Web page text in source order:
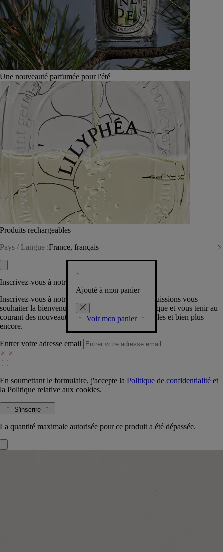
Une nouveauté parfumée pour l'été
Produits rechargeables
Pays / Langue :France, français
Ajouté à mon panier
Voir mon panier
Inscrivez-vous à notre Newsletter
Inscrivez-vous à notre newsletter pour que nous puissions vous
souhaiter la bienvenue dans la communauté Diptyque et vous tenir au
courant des nouveautés, événements, offres spéciales et bien plus
encore.
Entrer votre adresse email
En soumettant le formulaire, j'accepte la Politique de confidentialité et
la Politique relative aux cookies.
S'inscrire
La quantité maximale autorisée pour ce produit a été dépassée.